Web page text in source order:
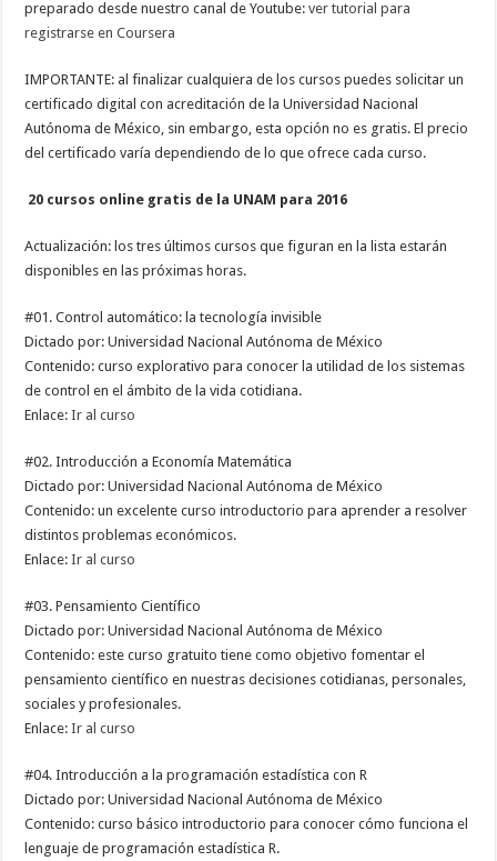
preparado desde nuestro canal de Youtube:ver tutorial para
registrarse en Coursera
IMPORTANTE: al finalizar cualquiera de los cursos puedes solicitar un
certificado digital con acreditación de la Universidad Nacional
Autónoma de México, sin embargo, esta opción no es gratis. El precio
del certificado varía dependiendo de lo que ofrece cada curso.
20 cursos online gratis de la UNAM para 2016
Actualización: los tres últimos cursos que figuran en la lista estarán
disponibles en las próximas horas.
#01. Control automático: la tecnología invisible
Dictado por: Universidad Nacional Autónoma de México
Contenido: curso explorativo para conocer la utilidad de los sistemas
de control en el ámbito de la vida cotidiana.
Enlace:Ir al curso
#02. Introducción a Economía Matemática
Dictado por: Universidad Nacional Autónoma de México
Contenido: un excelente curso introductorio para aprender a resolver
distintos problemas económicos.
Enlace:Ir al curso
#03. Pensamiento Científico
Dictado por: Universidad Nacional Autónoma de México
Contenido: este curso gratuito tiene como objetivo fomentar el
pensamiento científico en nuestras decisiones cotidianas, personales,
sociales y profesionales.
Enlace:Ir al curso
#04. Introducción a la programación estadística con R
Dictado por: Universidad Nacional Autónoma de México
Contenido: curso básico introductorio para conocer cómo funciona el
lenguaje de programación estadística R.